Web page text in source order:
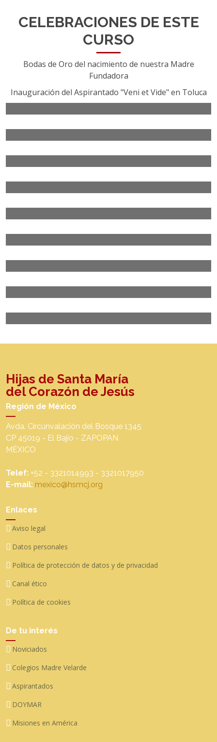
CELEBRACIONES DE ESTE
CURSO
Bodas de Oro del nacimiento de nuestra Madre
Fundadora
Inauguración del Aspirantado "Veni et Vide" en Toluca
Hijas de Santa María
del Corazón de Jesús
Región de México
Avda. Circunvalación del Bosque 1345
CP 45019 - El Bajío - ZAPOPAN
MÉXICO
Telef: +52 - 3321014993 - 3321017950
E-mail: mexico@hsmcj.org
Enlaces
Aviso legal
Datos personales
Política de protección de datos y de privacidad
Canal ético
Política de cookies
De tu interés
Noviciados
Colegios Madre Velarde
Aspirantados
DOYMAR
Misiones en América